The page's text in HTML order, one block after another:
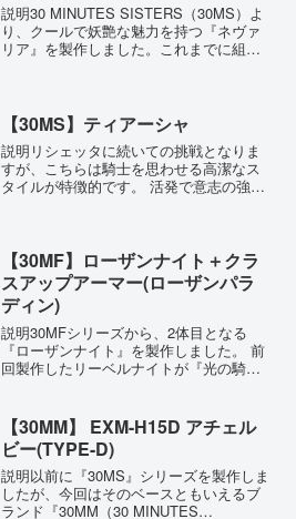
説明30 MINUTES SISTERS（30MS）よ
り、クールで妖艶な魅力を持つ『ネヴァ
リア』を製作しました。これまでに組ん
って『...
【30MS】ティアーシャ
説明リシェッタに続いての挑戦となりま
すが、こちらは騎士を思わせる高潔なス
タイルが特徴的です。 活発で意志の強そ
く、シルエットを大きく...
【30MF】ローザンナイト＋クラ
スアップアーマー(ローザンパラ
ディン)
説明30MFシリーズから、2体目となる
『ローザンナイト』を製作しました。 前
回製作したリーベルナイトが『光の騎
意し、さらに強力な『ローザンパラディ
ン』への進化を目指しま...
【30MM】 EXM-H15D アチェル
ビー(TYPE-D)
説明以前に『30MS』シリーズを製作しま
したが、今回はそのベースともいえるブ
ランド『30MM（30 MINUTES